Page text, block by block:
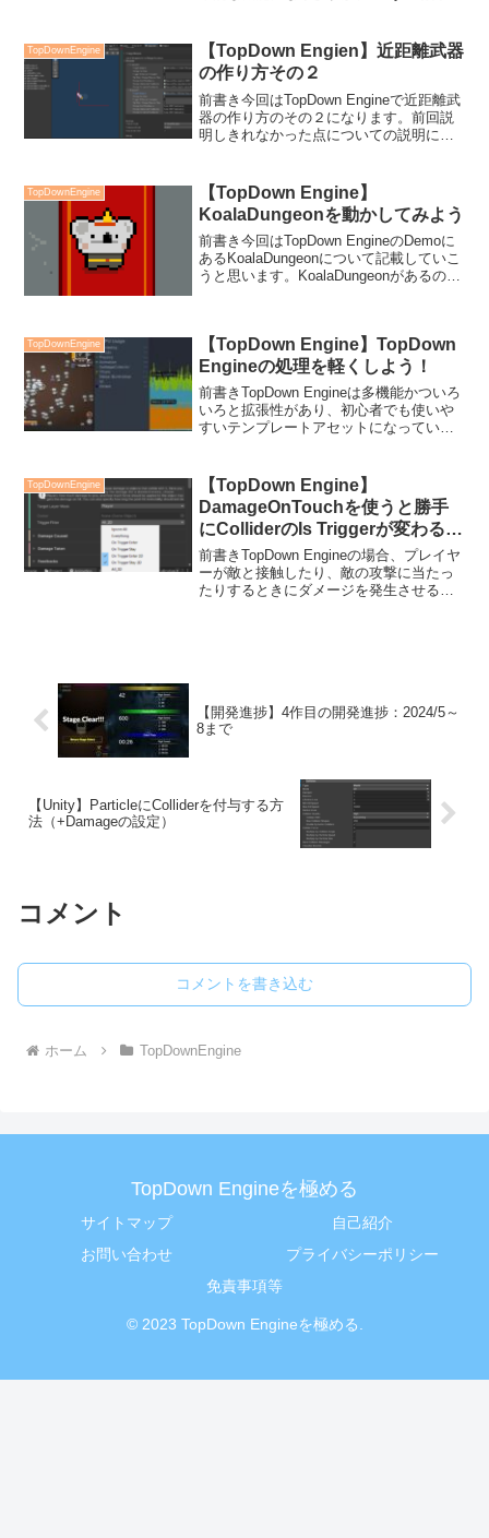
思います。ただし、Easy Saveもそ...
TopDownEngine
【TopDown Engien】近距離武器
の作り方その２
前書き今回はTopDown Engineで近距離武
器の作り方のその２になります。前回説
明しきれなかった点についての説明にな
すいかなと思います。今回はノックバッ
ク処理アニ...
TopDownEngine
【TopDown Engine】
KoalaDungeonを動かしてみよう
前書き今回はTopDown EngineのDemoに
あるKoalaDungeonについて記載していこ
うと思います。KoalaDungeonがあるのは
TopDownEngine
【TopDown Engine】TopDown
Engineの処理を軽くしよう！
前書きTopDown Engineは多機能かついろ
いろと拡張性があり、初心者でも使いや
すいテンプレートアセットになっていま
特にいま自分が取り掛かっているような
ヴァンサバ...
TopDownEngine
【TopDown Engine】
DamageOnTouchを使うと勝手
にColliderのIs Triggerが変わる仕
様について
前書きTopDown Engineの場合、プレイヤ
ーが敵と接触したり、敵の攻撃に当たっ
たりするときにダメージを発生させる方
【開発進捗】4作目の開発進捗：2024/5～
8まで
【Unity】ParticleにColliderを付与する方
法（+Damageの設定）
コメント
コメントを書き込む
ホーム TopDownEngine
TopDown Engineを極める
サイトマップ
自己紹介
お問い合わせ
プライバシーポリシー
免責事項等
© 2023 TopDown Engineを極める.